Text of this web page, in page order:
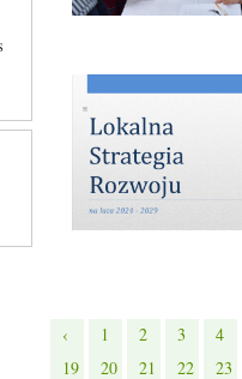
‹ 1 2 3 4
19
20 21 22 23